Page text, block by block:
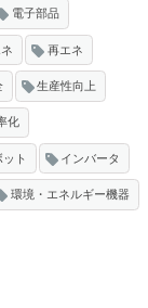
電子部品
再エネ
生産性向上
化
ット インバータ
環境・エネルギー機器